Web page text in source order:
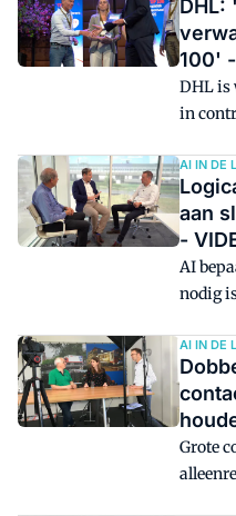
DHL:
100' -
DHL is
in
van
zeker."
AI IN DE
aan
-
AI
nodig
het
keuze
AI IN DE
Grote